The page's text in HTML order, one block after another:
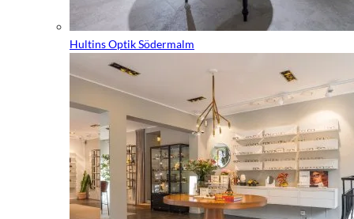
Hultins Optik Södermalm